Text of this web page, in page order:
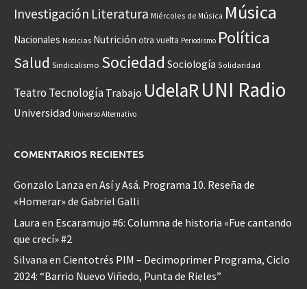
Investigación Literatura Miércoles de Música Música
Nacionales Noticias Nutrición otra vuelta Periodismo Política
Salud Sindicalismo Sociedad Sociología Solidaridad
Teatro Tecnología Trabajo UdelaRUNI Radio
Universidad Universo Alternativo
COMENTARIOS RECIENTES
Gonzalo Lanza en Así y Asá. Programa 10. Reseña de
«Homerar» de Gabriel Galli
Laura en Escaramujo #6: Columna de historia «Fue cantando
que crecí» #2
Silvana en Cientotrés PIM – Decimoprimer Programa, Ciclo
2024: “Barrio Nuevo Viñedo, Punta de Rieles”